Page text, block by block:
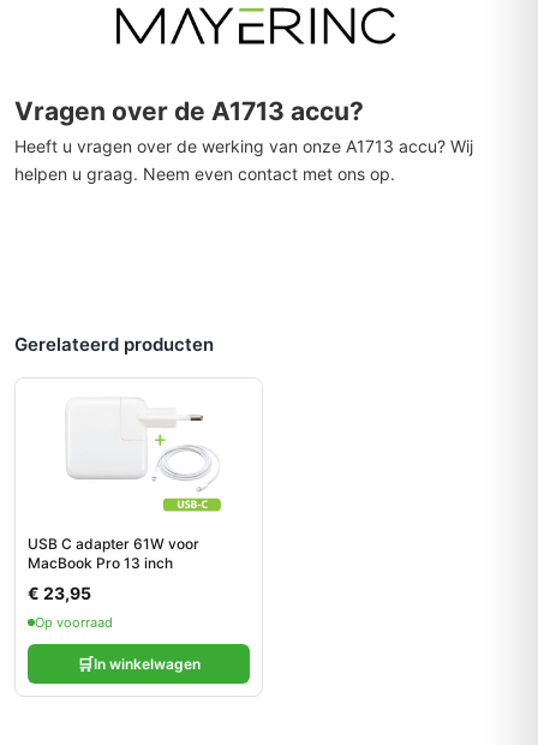
Vragen over de A1713 accu?
Heeft u vragen over de werking van onze A1713 accu? Wij
helpen u graag. Neem even contact met ons op.
Gerelateerd producten
USB C adapter 61W voor
MacBook Pro 13 inch
€ 23,95
Op voorraad
🛒In winkelwagen